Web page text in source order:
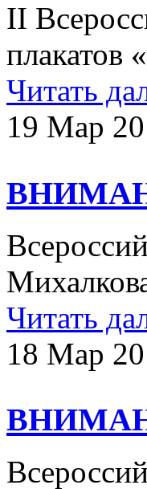
II
плакатов
Читать
19 Мар
Читать
18 Мар